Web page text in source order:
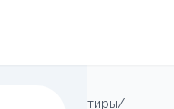
Квартиры/